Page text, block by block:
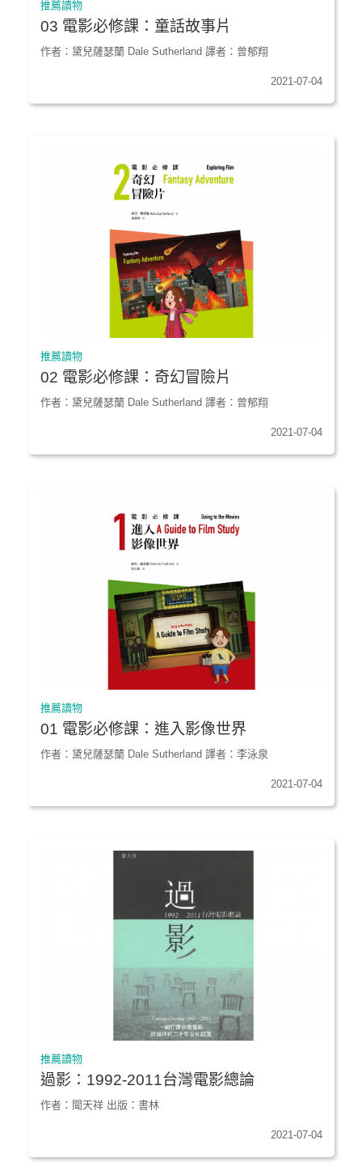
推薦讀物
03 電影必修課：童話故事片
作者：黛兒薩瑟蘭 Dale Sutherland 譯者：曾郁翔
2021-07-04
推薦讀物
02 電影必修課：奇幻冒險片
作者：黛兒薩瑟蘭 Dale Sutherland 譯者：曾郁翔
2021-07-04
推薦讀物
01 電影必修課：進入影像世界
作者：黛兒薩瑟蘭 Dale Sutherland 譯者：李泳泉
2021-07-04
推薦讀物
過影：1992-2011台灣電影總論
作者：聞天祥 出版：書林
2021-07-04